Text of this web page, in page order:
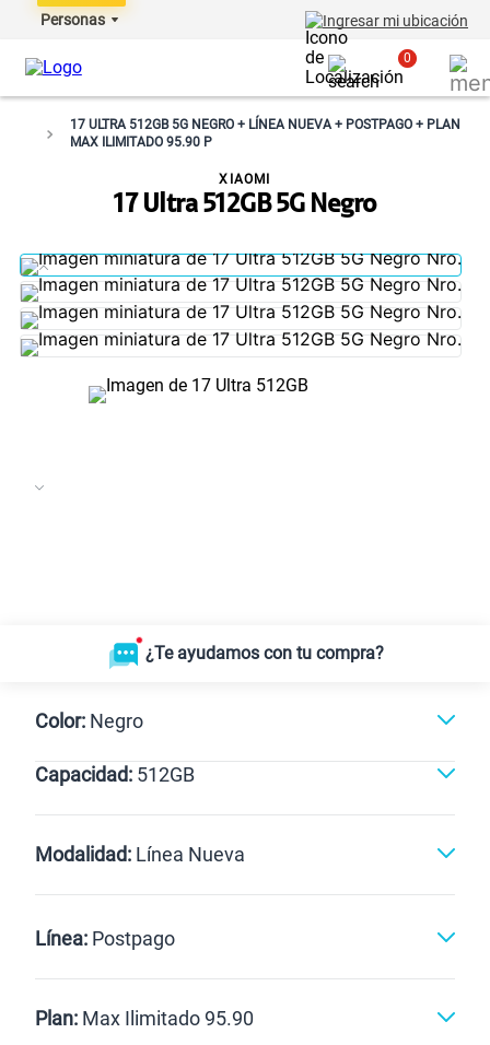
Personas Ingresar mi ubicación
0
17 ULTRA 512GB 5G NEGRO + LÍNEA NUEVA + POSTPAGO + PLAN
MAX ILIMITADO 95.90 P
17 Ultra 512GB 5G Negro
XIAOMI
¿Te ayudamos con tu compra?
Color: Negro
Blanco
Capacidad: 512GB
512GB
Modalidad: Línea Nueva
Renovación Celular liberado
Línea: Postpago
Postpago
Plan: Max Ilimitado 95.90